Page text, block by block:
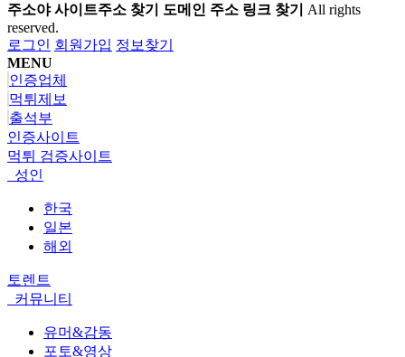
주소야 사이트주소 찾기 도메인 주소 링크 찾기 All rights
reserved.
로그인 회원가입 정보찾기
MENU
인증업체
먹튀제보
출석부
인증사이트
먹튀 검증사이트
성인
한국
일본
해외
토렌트
커뮤니티
유머&감동
포토&영상